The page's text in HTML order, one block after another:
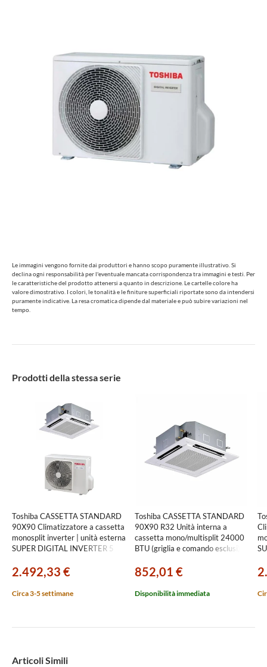
Le immagini vengono fornite dai produttori e hanno scopo puramente illustrativo. Si
declina ogni responsabilità per l'eventuale mancata corrispondenza tra immagini e testi. Per
le caratteristiche del prodotto attenersi a quanto in descrizione. Le cartelle colore ha
valore dimostrativo. I colori, le tonalità e le finiture superficiali riportate sono da intendersi
puramente indicative. La resa cromatica dipende dal materiale e può subire variazioni nel
tempo.
Prodotti della stessa serie
Toshiba CASSETTA STANDARD
90X90 Climatizzatore a cassetta
monosplit inverter | unità esterna
SUPER DIGITAL INVERTER 5
RAV-GP561ATW-E+RAV-
HM561UTP-E
2.492,33 €
Circa 3-5 settimane
Toshiba CASSETTA STANDARD
90X90 R32 Unità interna a
cassetta mono/multisplit 24000
BTU (griglia e comando esclusi)
852,01 €
Disponibilità immediata
Articoli Simili